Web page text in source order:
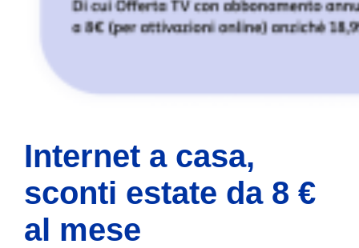
Internet a casa,
sconti estate da 8 €
al mese